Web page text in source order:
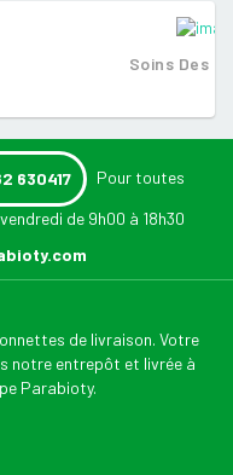
Soins Des
630417 Pour toutes
de 9h00 à 18h30
de livraison. Votre
notre entrepôt et livrée à
Parabioty.